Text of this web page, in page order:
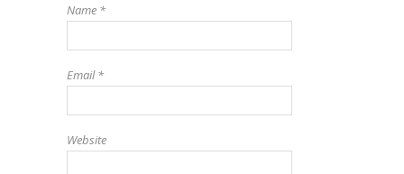
Name *
Email*
Website